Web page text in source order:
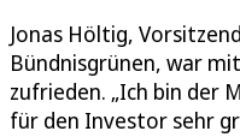
Jonas Höltig,
Bündnisgrünen, war
zufrieden. „Ich bin der
für den Investor sehr